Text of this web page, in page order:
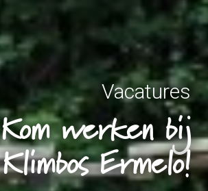
Vacatures
Kom werken bij
Klimbos Ermelo!